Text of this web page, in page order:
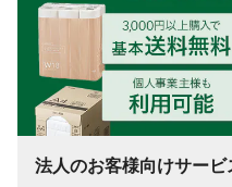
製品はハ
ください
イレに流
て飲み
は、医
生産国
中国
ズ(約
法人のお客様向けサービ